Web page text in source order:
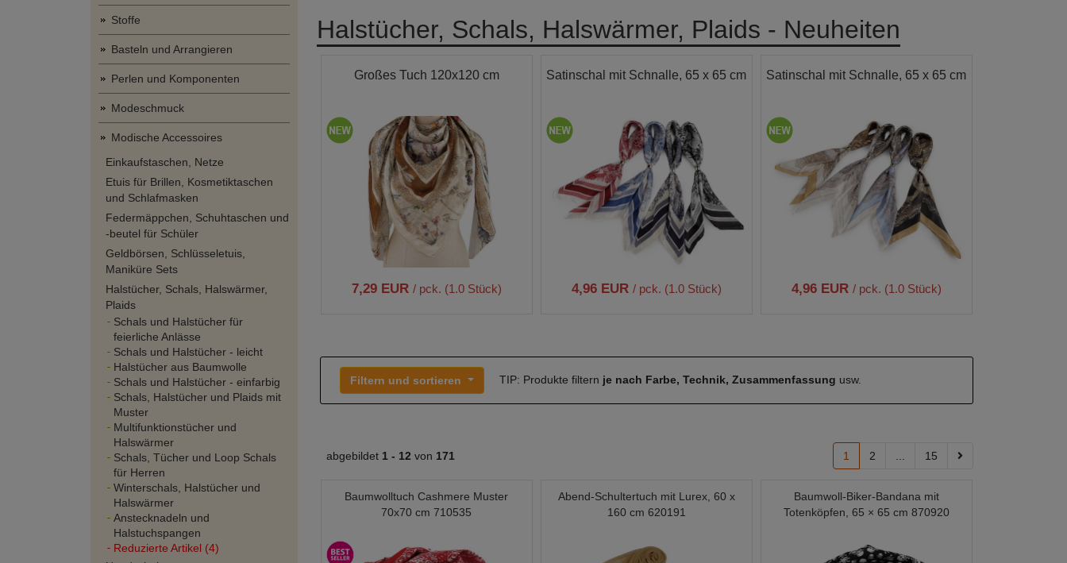
Stoffe
Basteln und Arrangieren
Perlen und Komponenten
Modeschmuck
Modische Accessoires
Einkaufstaschen, Netze
Etuis für Brillen, Kosmetiktaschen
und Schlafmasken
Federmäppchen, Schuhtaschen und
-beutel für Schüler
Geldbörsen, Schlüsseletuis,
Maniküre Sets
Halstücher, Schals, Halswärmer,
Plaids
Schals und Halstücher für
feierliche Anlässe
Schals und Halstücher - leicht
Halstücher aus Baumwolle
Schals und Halstücher - einfarbig
Schals, Halstücher und Plaids mit
Muster
Multifunktionstücher und
Halswärmer
Schals, Tücher und Loop Schals
für Herren
Winterschals, Halstücher und
Halswärmer
Anstecknadeln und
Halstuchspangen
Reduzierte Artikel (4)
Halstücher, Schals, Halswärmer, Plaids - Neuheiten
Großes Tuch 120x120 cm
7,29 EUR / pck. (1.0 Stück)
Satinschal mit Schnalle, 65 x 65 cm
4,96 EUR / pck. (1.0 Stück)
Satinschal mit Schnalle, 65 x 65 cm
4,96 EUR / pck. (1.0 Stück)
Filtern und sortieren TIP: Produkte filtern je nach Farbe, Technik, Zusammenfassung usw.
abgebildet 1 - 12 von 171 1 2 ... 15
Baumwolltuch Cashmere Muster
70x70 cm 710535
Abend-Schultertuch mit Lurex, 60 x
160 cm 620191
Baumwoll-Biker-Bandana mit
Totenköpfen, 65 × 65 cm 870920